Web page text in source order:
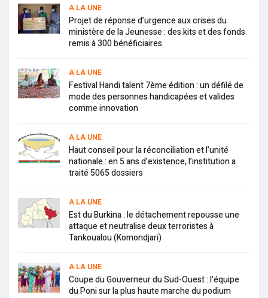
A LA UNE
Projet de réponse d’urgence aux crises du
ministère de la Jeunesse : des kits et des fonds
remis à 300 bénéficiaires
A LA UNE
Festival Handi talent 7ème édition : un défilé de
mode des personnes handicapées et valides
comme innovation
A LA UNE
Haut conseil pour la réconciliation et l’unité
nationale : en 5 ans d’existence, l’institution a
traité 5065 dossiers
A LA UNE
Est du Burkina : le détachement repousse une
attaque et neutralise deux terroristes à
Tankoualou (Komondjari)
A LA UNE
Coupe du Gouverneur du Sud-Ouest : l’équipe
du Poni sur la plus haute marche du podium